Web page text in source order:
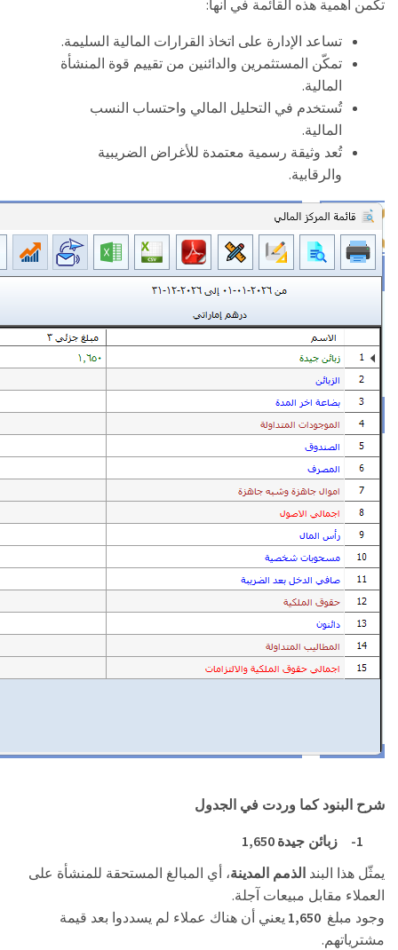
تكمن أهمية هذه القائمة في أنها:
تساعد الإدارة على اتخاذ القرارات المالية السليمة.
تمكّن المستثمرين والدائنين من تقييم قوة المنشأة
المالية.
تُستخدم في التحليل المالي واحتساب النسب
المالية.
تُعد وثيقة رسمية معتمدة للأغراض الضريبية
والرقابية.
شرح البنود كما وردت في الجدول
1- زبائن جيدة 1,650
يمثّل هذا البند الذمم المدينة، أي المبالغ المستحقة للمنشأة على
العملاء مقابل مبيعات آجلة.
وجود مبلغ 1,650 يعني أن هناك عملاء لم يسددوا بعد قيمة
مشترياتهم.